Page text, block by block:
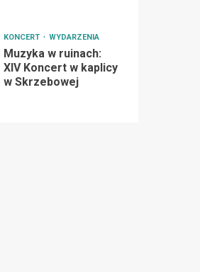
KONCERT WYDARZENIA
Muzyka w ruinach:
XIV Koncert w kaplicy
w Skrzebowej